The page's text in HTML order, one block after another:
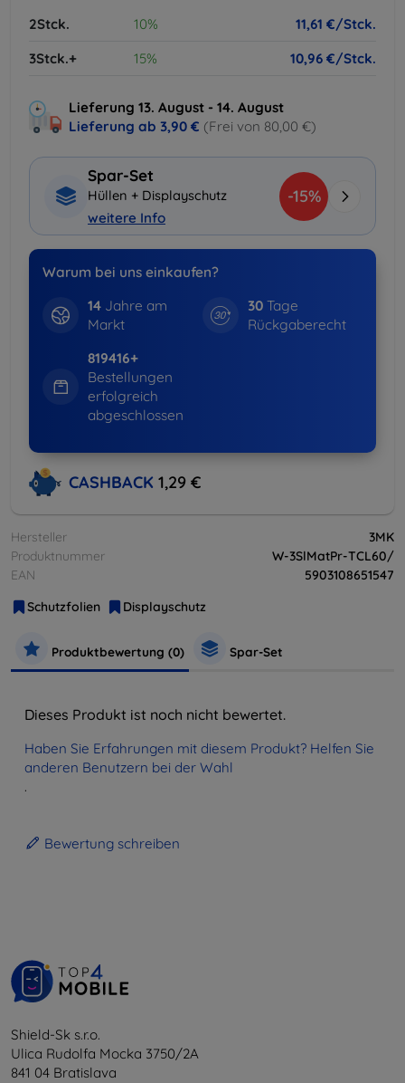
2Stck.
10%
11,61 €/Stck.
3Stck.+
15% 10,96 €/Stck.
Lieferung 13. August - 14. August
Lieferung ab 3,90 € (Frei von 80,00 €)
Spar-Set
Hüllen + Displayschutz
weitere Info
-15%
Warum bei uns einkaufen?
14Jahre am
Markt
30 Tage
Rückgaberecht
819416+
Bestellungen
erfolgreich
abgeschlossen
CASHBACK 1,29 €
Hersteller
3MK
Produktnummer
W-3SlMatPr-TCL60/
EAN
5903108651547
Schutzfolien
Displayschutz
Produktbewertung (0) Spar-Set
Dieses Produkt ist noch nicht bewertet.
Haben Sie Erfahrungen mit diesem Produkt? Helfen Sie
anderen Benutzern bei der Wahl
.
Bewertung schreiben
Shield-Sk s.r.o.
Ulica Rudolfa Mocka 3750/2A
841 04 Bratislava